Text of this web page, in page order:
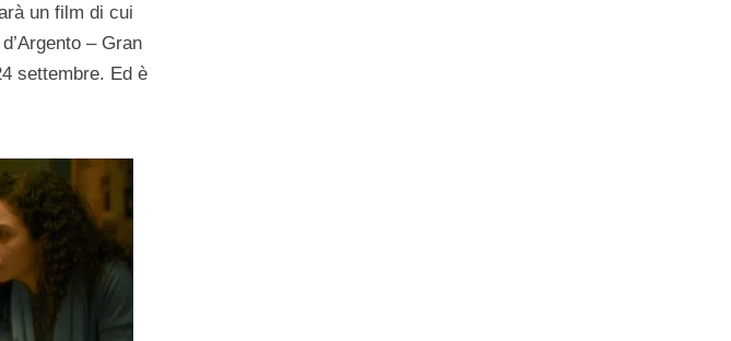
un film di cui
– Gran
settembre. Ed è